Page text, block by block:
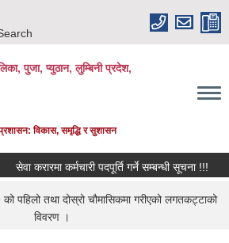
पुजा, प्युठान, लुम्बिनी प्रदेश,
विकास, समृद्धि र सुशासन
सेवा करारमा कर्मचारी पदपूर्ति गर्ने सम्बन्धी सूचना !!!
तथा दोस्रो चौमासिकमा गरीएको लगतकट्टाको
विवरण ।